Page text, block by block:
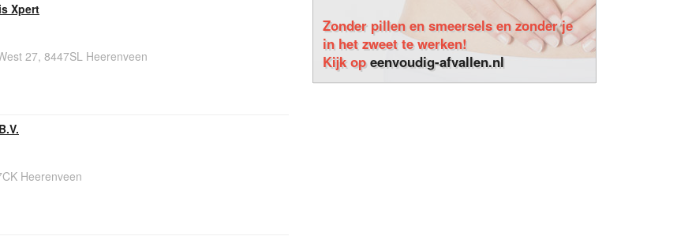
Xpert
27, 8447SL Heerenveen
Heerenveen
Zonder pillen en smeersels en zonder je
in het zweet te werken!
Kijk opeenvoudig-afvallen.nl